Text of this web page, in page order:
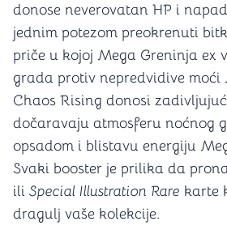
donose neverovatan HP i
jednim potezom preokrenuti
priče u kojoj Mega Greninja ex
grada protiv nepredvidive moći
Chaos Rising donosi
dočaravaju atmosferu noćnog
opsadom i blistavu energiju
Svaki booster je prilika da
ili Special Illustration Rare karte
dragulj vaše kolekcije.